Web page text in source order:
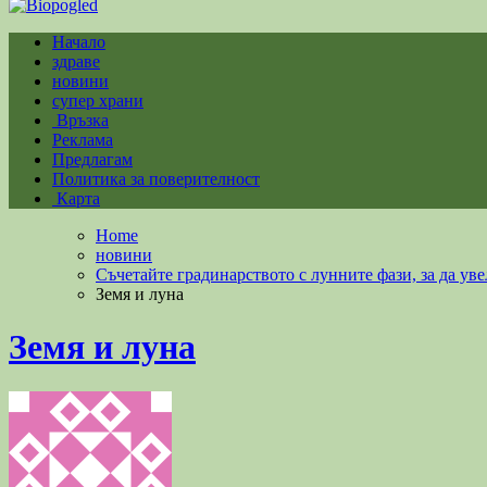
Био Поглед е информационен портал за здравословно
Начало
здраве
новини
супер храни
Връзка
Реклама
Предлагам
Политика за поверителност
Карта
Home
новини
Съчетайте градинарството с лунните фази, за да
Земя и луна
Земя и луна